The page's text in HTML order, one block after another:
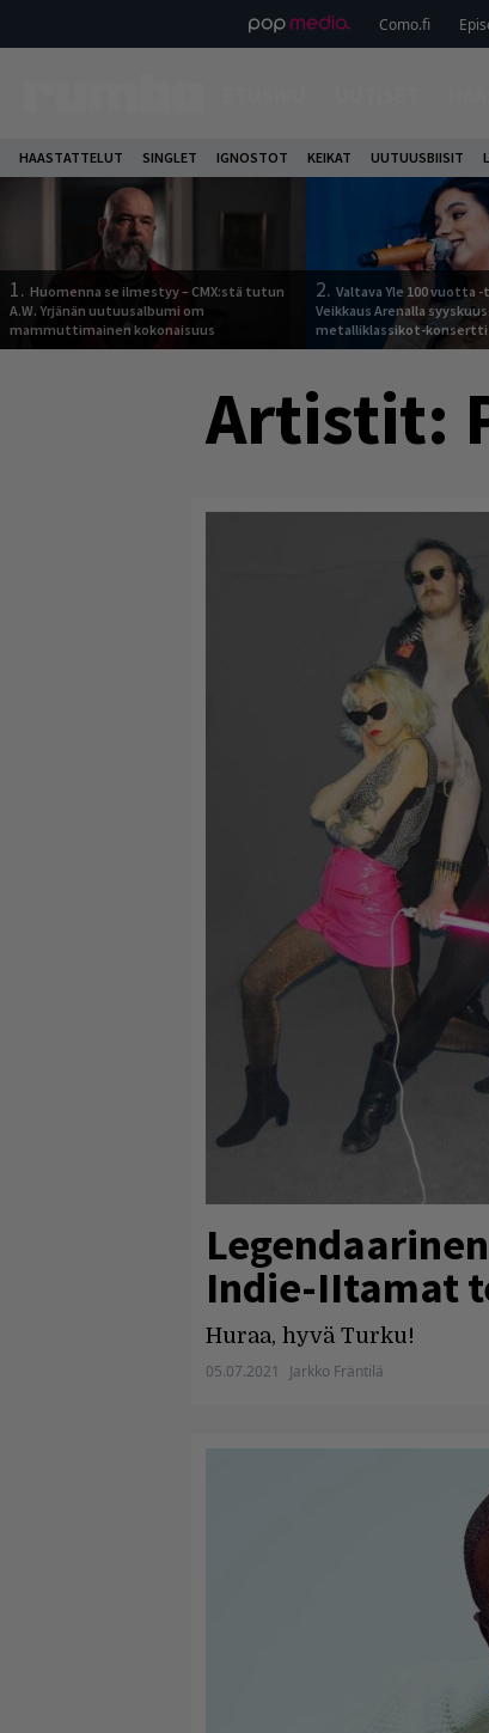
Como.fi
HAASTATTELUT SINGLET IGNOSTOT KEIKAT UUTUUSBIISIT
1. Huomenna se ilmestyy – CMX:stä tutun
A.W. Yrjänän uutuusalbumi om
mammuttimainen kokonaisuus
2. Valtava Yle 100 vuotta
Veikkaus Arenalla
metalliklassikot-konsertti
Artistit:
Indie-IItamat
Huraa, hyvä Turku!
05.07.2021 Jarkko Fräntilä